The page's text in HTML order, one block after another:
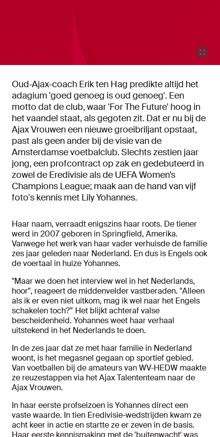
Oud-Ajax-coach Erik ten Hag predikte altijd het
adagium 'goed genoeg is oud genoeg'. Een
motto dat de club, waar 'For The Future' hoog in
het vaandel staat, als gegoten zit. Dat er nu bij de
Ajax Vrouwen een nieuwe groeibriljant opstaat,
past als geen ander bij de visie van de
Amsterdamse voetbalclub. Slechts zestien jaar
jong, een profcontract op zak en gedebuteerd in
zowel de Eredivisie als de UEFA Women’s
Champions League; maak aan de hand van vijf
foto's kennis met Lily Yohannes.
Haar naam, verraadt enigszins haar roots. De tiener
werd in 2007 geboren in Springfield, Amerika.
Vanwege het werk van haar vader verhuisde de familie
zes jaar geleden naar Nederland. En dus is Engels ook
de voertaal in huize Yohannes.
"Maar we doen het interview wel in het Nederlands,
hoor", reageert de middenvelder vastberaden. "Alleen
als ik er even niet uitkom, mag ik wel naar het Engels
schakelen toch?” Het blijkt achteraf valse
bescheidenheid. Yohannes weet haar verhaal
uitstekend in het Nederlands te doen.
In de zes jaar dat ze met haar familie in Nederland
woont, is het megasnel gegaan op sportief gebied.
Van voetballen bij de amateurs van WV-HEDW maakte
ze reuzestappen via het Ajax Talententeam naar de
Ajax Vrouwen.
In haar eerste profseizoen is Yohannes direct een
vaste waarde. In tien Eredivisie-wedstrijden kwam ze
acht keer in actie en startte ze er zeven in de basis.